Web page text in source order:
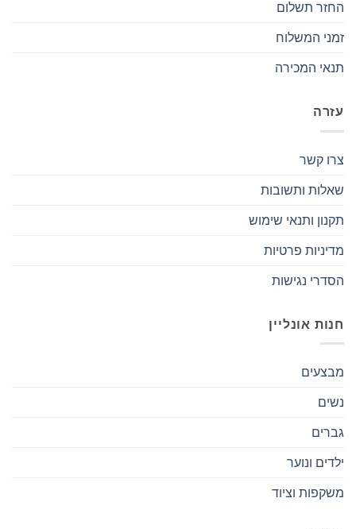
החזר תשלום
זמני המשלוח
תנאי המכירה
עזרה
צרו קשר
שאלות ותשובות
תקנון ותנאי שימוש
מדיניות פרטיות
הסדרי נגישות
חנות אונליין
מבצעים
נשים
גברים
ילדים ונוער
משקפות וציוד